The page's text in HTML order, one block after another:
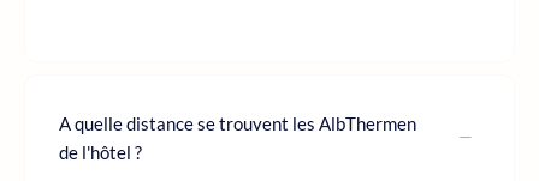
A quelle distance se trouvent les AlbThermen
de l'hôtel ?